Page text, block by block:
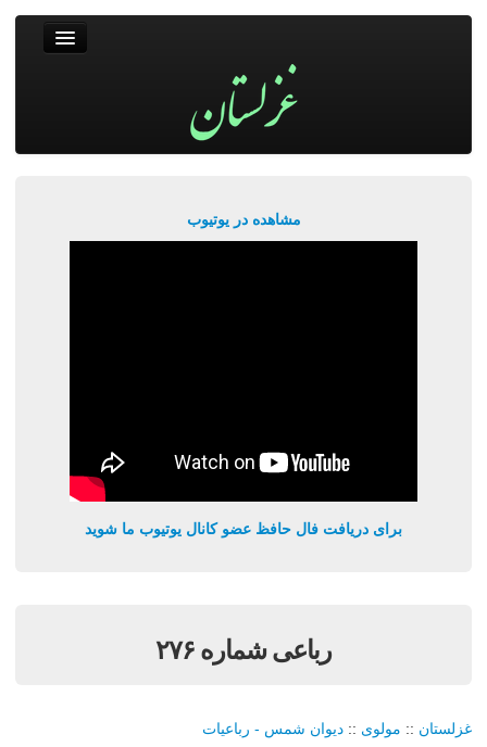
مشاهده در یوتیوب
برای دریافت فال حافظ عضو کانال یوتیوب ما شوید
رباعی شماره ۲۷۶
غزلستان :: مولوی :: دیوان شمس - رباعیات